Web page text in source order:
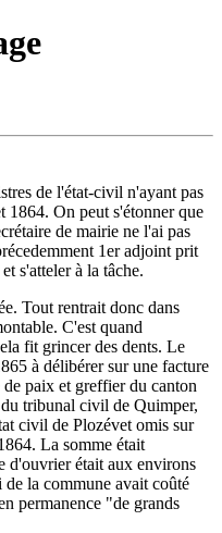
de l'état-civil n'ayant pas
1864. On peut s'étonner que
de mairie ne l'ai pas
1er adjoint prit
s'atteler à la tâche.
Tout rentrait donc dans
C'est quand
fit grincer des dents. Le
à délibérer sur une facture
paix et greffier du canton
tribunal civil de Quimper,
civil de Plozévet omis sur
La somme était
d'ouvrier était aux environs
la commune avait coûté
permanence "de grands